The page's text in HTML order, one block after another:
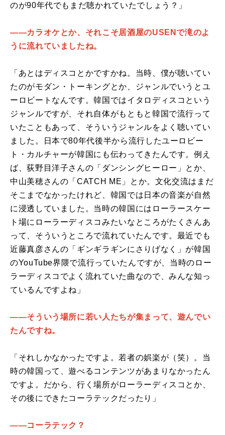
のが90年代でもまだ聴かれていたでしょう？」
――カラオケとか、それこそ居酒屋のUSENで滝のよ
うに流れていましたね。
「あとはディスコとかですかね。当時、僕が聴いてい
たのがモダン・トーキングとか、ジャンルでいうとユ
ーロビートなんです。韓国ではイタロディスコという
ジャンルですが、それ自体がもともと韓国で流行って
いたこともあって、そういうジャンルをよく聴いてい
ました。日本で80年代後半から流行したユーロビー
ト・カルチャーが韓国にも伝わってきたんです。例え
ば、荻野目洋子さんの「ダンシングヒーロー」とか、
中山美穂さんの「CATCH ME」とか。文化交流はまだ
そこまでなかったけれど、韓国では日本の音楽が自然
に浸透していました。当時の韓国にはローラースケー
ト場にローラーディスコみたいなところがたくさんあ
って、そういうところで流れていたんです。最近でも
近藤真彦さんの「ギンギラギンにさりげなく」が韓国
のYouTube界隈で流行っていたんですが、当時のロー
ラーディスコでよく流れていた曲なので、みんな知っ
ているんですよね」
――そういう場所に若い人たちが集まって、遊んでい
たんですね。
「それしかなかったですよ。若者の娯楽が（笑）。当
時の韓国って、遊べるコンテンツがあまりなかったん
ですよ。だから、行く場所がローラーディスコとか、
その後にできたコーラテックだったり」
――コーラテック？